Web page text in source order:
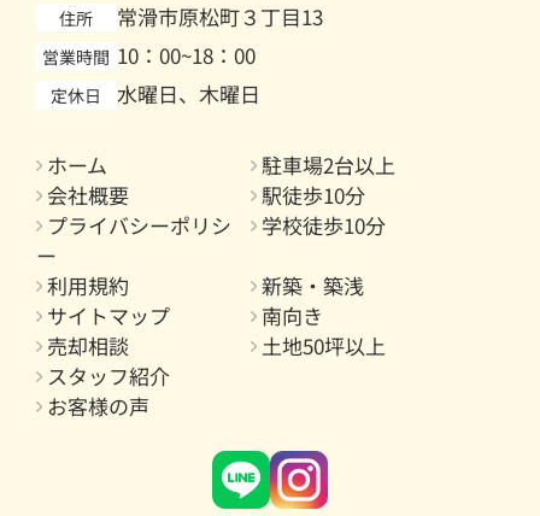
住所 常滑市原松町３丁目13
営業時間 10：00~18：00
定休日 水曜日、木曜日
ホーム
駐車場2台以上
会社概要
駅徒歩10分
プライバシーポリシ
ー
学校徒歩10分
利用規約
新築・築浅
サイトマップ
南向き
売却相談
土地50坪以上
スタッフ紹介
お客様の声